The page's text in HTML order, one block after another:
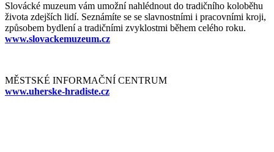
Slovácké muzeum vám umožní nahlédnout do tradičního koloběhu
života zdejších lidí. Seznámíte se se slavnostními i pracovními kroji,
způsobem bydlení a tradičními zvyklostmi během celého roku.
www.slovackemuzeum.cz
MĚSTSKÉ INFORMAČNÍ CENTRUM
www.uherske-hradiste.cz